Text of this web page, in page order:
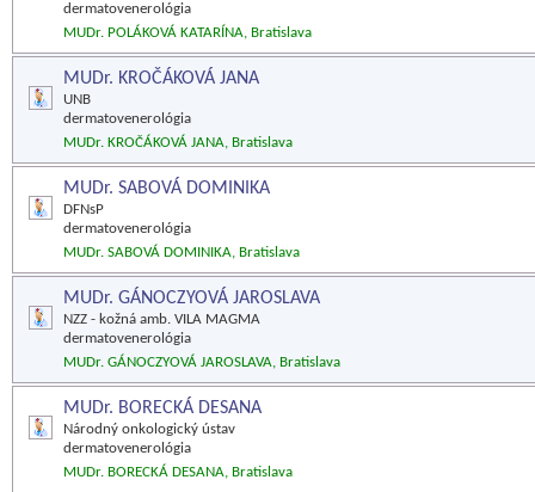
dermatovenerológia
MUDr. POLÁKOVÁ KATARÍNA, Bratislava
MUDr. KROČÁKOVÁ JANA
UNB
dermatovenerológia
MUDr. KROČÁKOVÁ JANA, Bratislava
MUDr. SABOVÁ DOMINIKA
DFNsP
dermatovenerológia
MUDr. SABOVÁ DOMINIKA, Bratislava
MUDr. GÁNOCZYOVÁ JAROSLAVA
NZZ - kožná amb. VILA MAGMA
dermatovenerológia
MUDr. GÁNOCZYOVÁ JAROSLAVA, Bratislava
MUDr. BORECKÁ DESANA
Národný onkologický ústav
dermatovenerológia
MUDr. BORECKÁ DESANA, Bratislava